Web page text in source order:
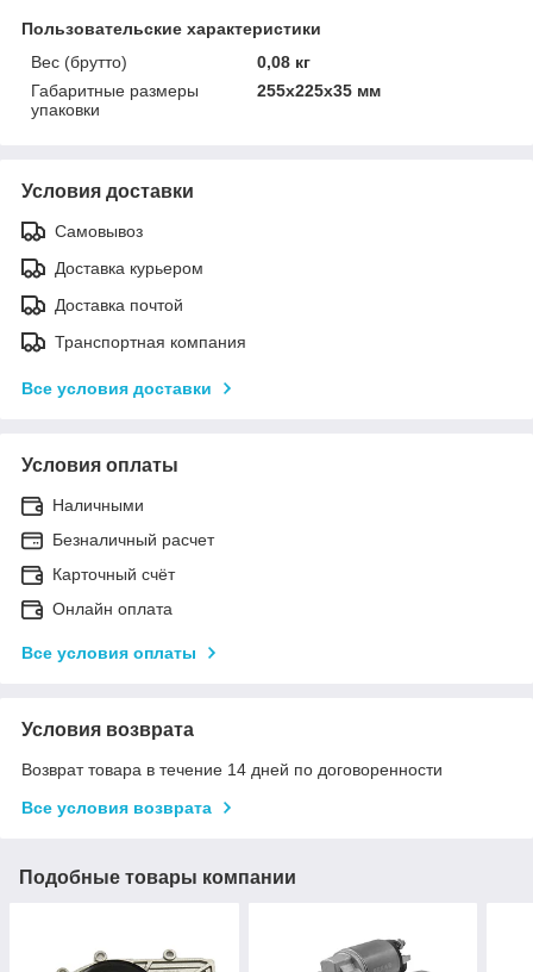
Пользовательские характеристики
Вес (брутто)
0,08 кг
Габаритные размеры
упаковки
255x225x35 мм
Условия доставки
Самовывоз
Доставка курьером
Доставка почтой
Транспортная компания
Все условия доставки
Условия оплаты
Наличными
Безналичный расчет
Карточный счёт
Онлайн оплата
Все условия оплаты
Условия возврата
Возврат товара в течение 14 дней по договоренности
Все условия возврата
Подобные товары компании